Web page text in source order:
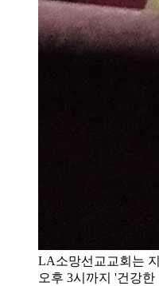
LA소망선교교회는
오후 3시까지 '건강